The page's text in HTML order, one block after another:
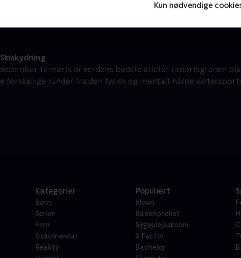
Kun nødvendige
december til marts er verdens bedste atleter i sportsgrenen
forskellige runder fra den fysisk og mentalt hårde
Kategorier
Børn
Serier
Film
Dokumentar
Reality
Populært
Klovn
Badehotellet
Sygeplejeskolen
X Factor
Bachelor